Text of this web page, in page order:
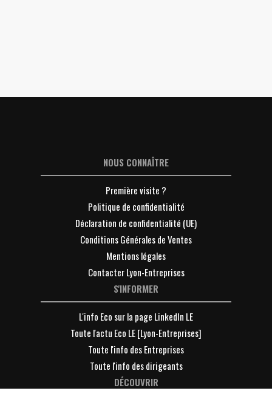
NOUS CONNAÎTRE
Première visite ?
Politique de confidentialité
Déclaration de confidentialité (UE)
Conditions Générales de Ventes
Mentions légales
Contacter Lyon-Entreprises
S'INFORMER
L'info Eco sur la page LinkedIn LE
Toute l'actu Eco LE [Lyon-Entreprises]
Toute l'info des Entreprises
Toute l'info des dirigeants
DÉCOUVRIR